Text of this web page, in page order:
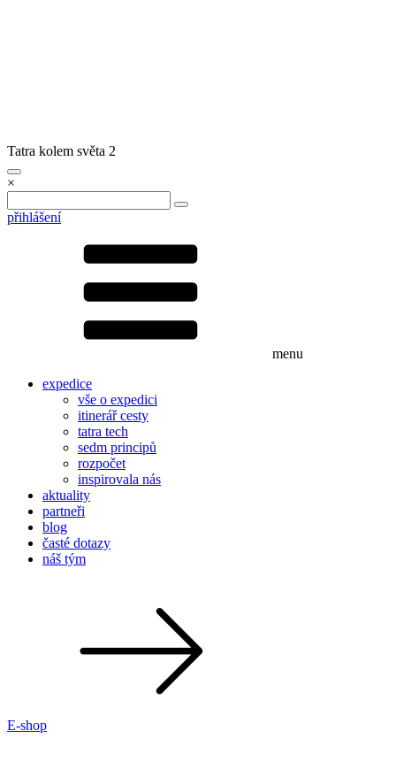
Tatra kolem světa 2
×
přihlášení
menu
expedice
vše o expedici
itinerář cesty
tatra tech
sedm principů
rozpočet
inspirovala nás
aktuality
partneři
blog
časté dotazy
náš tým
E-shop